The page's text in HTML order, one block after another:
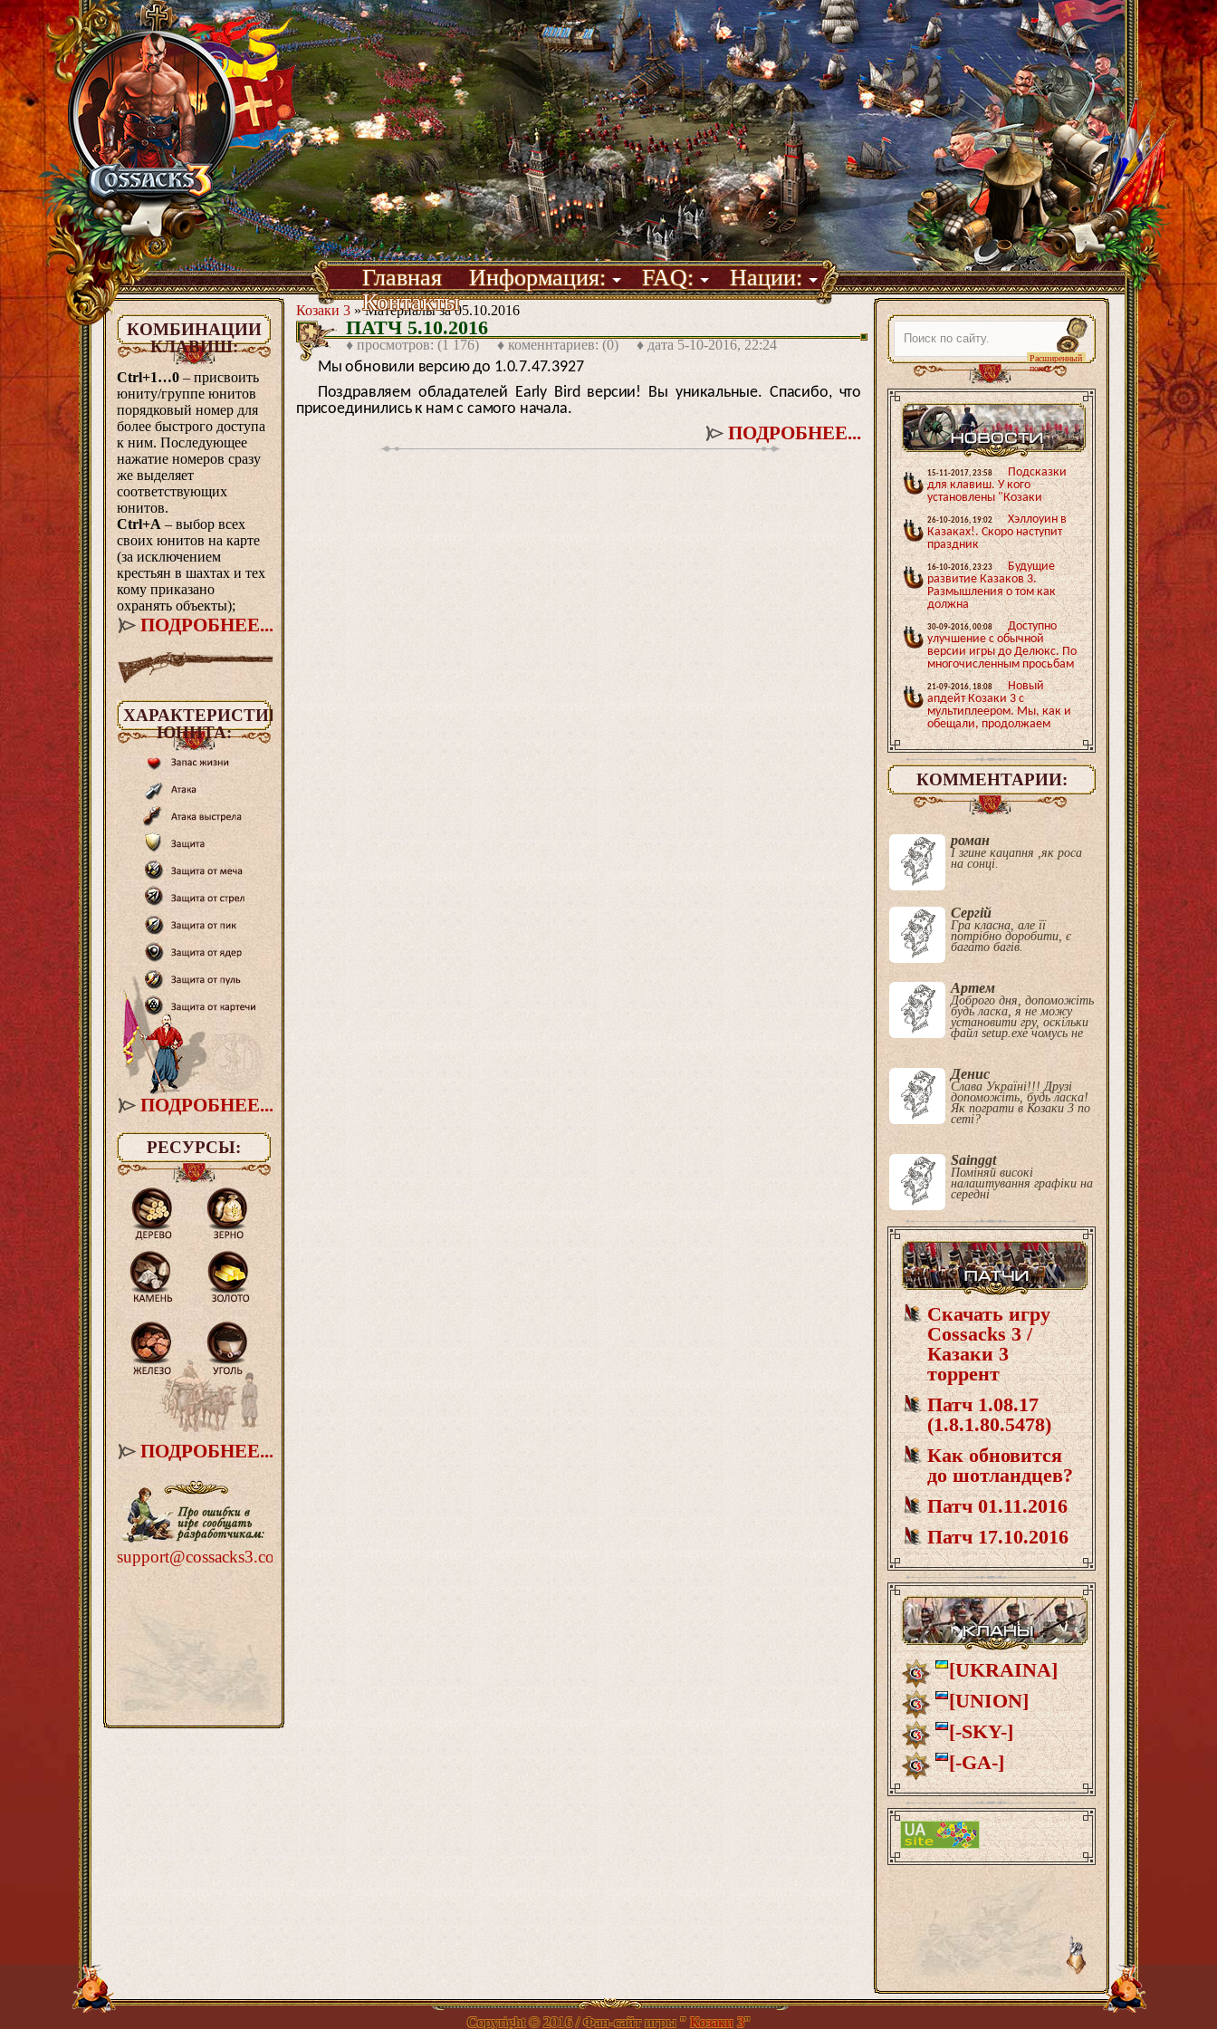
Главная Информация: FAQ:
Нации:
Контакты
КОМБИНАЦИИ
КЛАВИШ:
Ctrl+1…0– присвоить
юниту/группе юнитов
порядковый номер для
более быстрого доступа
к ним. Последующее
нажатие номеров сразу
же выделяет
соответствующих
юнитов.
Ctrl+A – выбор всех
своих юнитов на карте
(за исключением
крестьян в шахтах и тех
кому приказано
охранять объекты);
ПОДРОБНЕЕ...
ХАРАКТЕРИСТИКИ
ЮНИТА:
ПОДРОБНЕЕ...
РЕСУРСЫ:
ПОДРОБНЕЕ...
support@cossacks3.com
Козаки 3 » Материалы за 05.10.2016
ПАТЧ 5.10.2016
♦ просмотров: (1 176) ♦ коменнтариев: (0) ♦ дата 5-10-2016, 22:24
Мы обновили версию до 1.0.7.47.3927
Поздравляем обладателей Early Bird версии! Вы уникальные. Спасибо, что
присоединились к нам с самого начала.
ПОДРОБНЕЕ...
Расширенный
поиск
15-11-2017, 23:58
Подсказки
для клавиш. У кого
установлены "Козаки
26-10-2016, 19:02
Хэллоуин в
Казаках!. Скоро наступит
праздник
16-10-2016, 23:23
Будущие
развитие Казаков 3.
Размышления о том как
должна
30-09-2016, 00:08
Доступно
улучшение с обычной
версии игры до Делюкс. По
многочисленным просьбам
21-09-2016, 18:08
Новый
апдейт Козаки 3 с
мультиплеером. Мы, как и
обещали, продолжаем
КОММЕНТАРИИ:
роман
І згине кацапня ,як роса
на сонці.
Сергій
Гра класна, але її
потрібно доробити, є
багато багів.
Артем
Доброго дня, допоможіть
будь ласка, я не можу
установити гру, оскільки
файл setup.exe чомусь не
Денис
Слава Україні!!! Друзі
допоможіть, будь ласка!
Як пограти в Козаки 3 по
сеті?
Sainggt
Поміняй високі
налаштування графіки на
середні
Скачать игру
Cossacks 3 /
Казаки 3
торрент
Патч 1.08.17
(1.8.1.80.5478)
Как обновится
до шотландцев?
Патч 01.11.2016
Патч 17.10.2016
[UKRAINA]
[UNION]
[-SKY-]
[-GA-]
Copyright ©2016/ Фан-сайт игры " Козаки 3"